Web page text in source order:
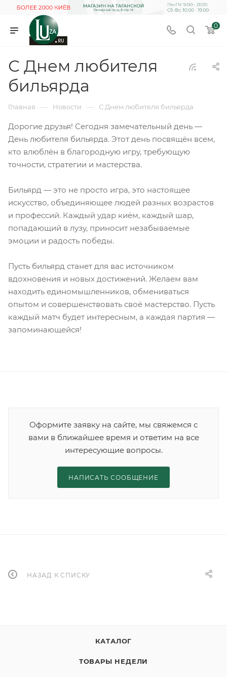
0
С Днем любителя
бильярда
Главная — Новости — С Днем любителя бильярда
Дорогие друзья! Сегодня замечательный день —
День любителя бильярда. Этот день посвящён всем,
кто влюблён в благородную игру, требующую
точности, стратегии и мастерства.
Бильярд — это не просто игра, это настоящее
искусство, объединяющее людей разных возрастов
и профессий. Каждый удар киём, каждый шар,
попадающий в лузу, приносит незабываемые
эмоции и радость победы.
Пусть бильярд станет для вас источником
вдохновения и новых достижений. Желаем вам
находить единомышленников, обмениваться
опытом и совершенствовать своё мастерство. Пусть
каждый матч будет интересным, а каждая партия —
запоминающейся!
Оформите заявку на сайте, мы свяжемся с
вами в ближайшее время и ответим на все
интересующие вопросы.
НАПИСАТЬ СООБЩЕНИЕ
НАЗАД К СПИСКУ
КАТАЛОГ
ТОВАРЫ НЕДЕЛИ